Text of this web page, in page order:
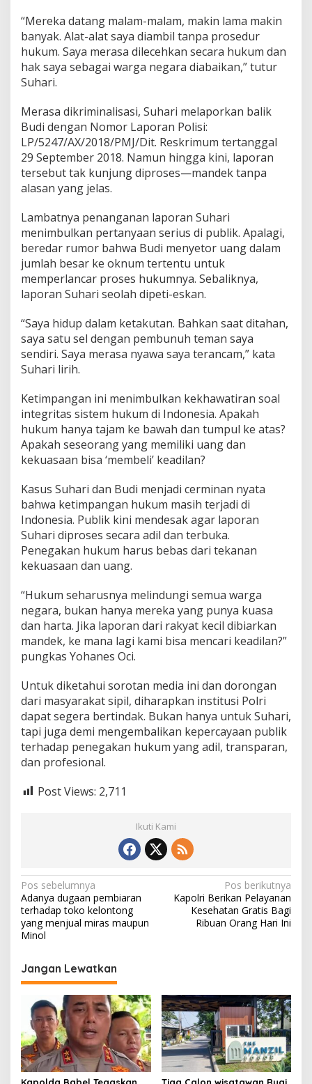
“Mereka datang malam-malam, makin lama makin
banyak. Alat-alat saya diambil tanpa prosedur
hukum. Saya merasa dilecehkan secara hukum dan
hak saya sebagai warga negara diabaikan,” tutur
Suhari.
Merasa dikriminalisasi, Suhari melaporkan balik
Budi dengan Nomor Laporan Polisi:
LP/5247/AX/2018/PMJ/Dit. Reskrimum tertanggal
29 September 2018. Namun hingga kini, laporan
tersebut tak kunjung diproses—mandek tanpa
alasan yang jelas.
Lambatnya penanganan laporan Suhari
menimbulkan pertanyaan serius di publik. Apalagi,
beredar rumor bahwa Budi menyetor uang dalam
jumlah besar ke oknum tertentu untuk
memperlancar proses hukumnya. Sebaliknya,
laporan Suhari seolah dipeti-eskan.
“Saya hidup dalam ketakutan. Bahkan saat ditahan,
saya satu sel dengan pembunuh teman saya
sendiri. Saya merasa nyawa saya terancam,” kata
Suhari lirih.
Ketimpangan ini menimbulkan kekhawatiran soal
integritas sistem hukum di Indonesia. Apakah
hukum hanya tajam ke bawah dan tumpul ke atas?
Apakah seseorang yang memiliki uang dan
kekuasaan bisa ‘membeli’ keadilan?
Kasus Suhari dan Budi menjadi cerminan nyata
bahwa ketimpangan hukum masih terjadi di
Indonesia. Publik kini mendesak agar laporan
Suhari diproses secara adil dan terbuka.
Penegakan hukum harus bebas dari tekanan
kekuasaan dan uang.
“Hukum seharusnya melindungi semua warga
negara, bukan hanya mereka yang punya kuasa
dan harta. Jika laporan dari rakyat kecil dibiarkan
mandek, ke mana lagi kami bisa mencari keadilan?”
pungkas Yohanes Oci.
Untuk diketahui sorotan media ini dan dorongan
dari masyarakat sipil, diharapkan institusi Polri
dapat segera bertindak. Bukan hanya untuk Suhari,
tapi juga demi mengembalikan kepercayaan publik
terhadap penegakan hukum yang adil, transparan,
dan profesional.
Post Views: 2,711
Ikuti Kami
N
a
v
g
a
i
p
o
Pos sebelumnya
Adanya dugaan pembiaran
terhadap toko kelontong
yang menjual miras maupun
Minol
Pos berikutnya
Kapolri Berikan Pelayanan
Kesehatan Gratis Bagi
Ribuan Orang Hari Ini
Jangan Lewatkan